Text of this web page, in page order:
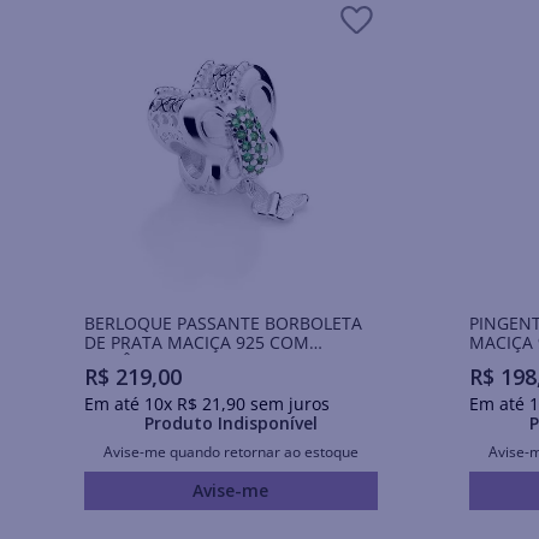
BERLOQUE PASSANTE BORBOLETA
DE PRATA MACIÇA 925 COM
ZIRCÔNIAS
R$ 219,00
Em até 10x R$ 21 ,90sem juros
Produto Indisponível
Avise-me quando retornar ao estoque
Avise-me
R$ 198
Em até
Avise-